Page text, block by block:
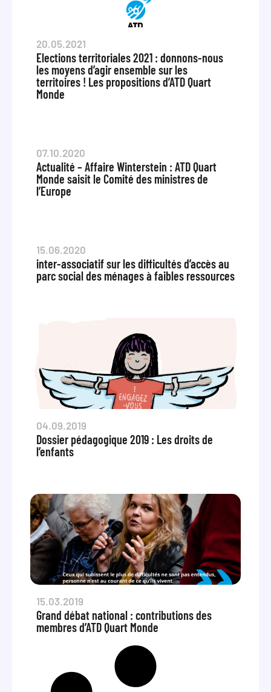
20.05.2021
Elections territoriales 2021 : donnons-nous
les moyens d’agir ensemble sur les
territoires ! Les propositions d’ATD Quart
Monde
07.10.2020
Actualité – Affaire Winterstein : ATD Quart
Monde saisit le Comité des ministres de
l’Europe
15.06.2020
inter-associatif sur les difficultés d’accès au
parc social des ménages à faibles ressources
04.09.2019
Dossier pédagogique 2019 : Les droits de
l’enfants
15.03.2019
Grand débat national : contributions des
membres d’ATD Quart Monde